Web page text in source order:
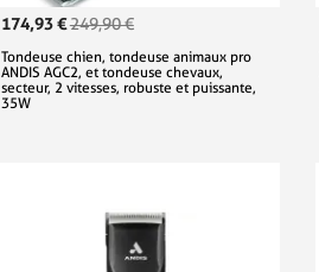
174,93 €249,90 €
Tondeuse chien, tondeuse animaux pro
ANDIS AGC2, et tondeuse chevaux,
secteur, 2 vitesses, robuste et puissante,
35W